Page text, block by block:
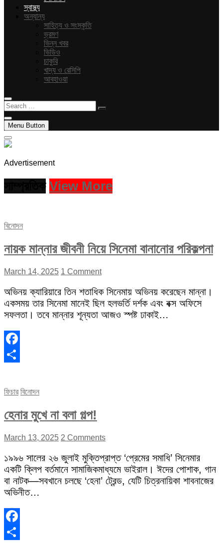
স্বাস্থ্য
অন্যান্য
সাহিত্য ও সংস্কৃতি
ভ্রমণ
ভিন্ন খবর
ভিডিও
চাকুরি
খাদ্য ও রেসিপি
আবহাওয়া
Search
…
Menu Button
Advertisement
View More
বিনোদন
নায়ক মান্নার জীবনী নিয়ে সিনেমা বানানোর পরিকল্পনা
March 14, 2025 1 Comment
অভিনয় ক্যারিয়ারে তিন শতাধিক সিনেমায় অভিনয় করেছেন মান্না।
একসময় তার সিনেমা মানেই ছিল হলভর্তি দর্শক এবং বক্স অফিসে
সফলতা। তবে মান্নার শূন্যতা আজও স্পষ্ট ঢাকাই…
Facebook
ফিচার বিনোদন
হেনার মুখে না বলা গল্প!
March 13, 2025 2 Comments
১৯৯৬ সালের ২৬ জুলাই মুক্তিপ্রাপ্ত ‘প্রেমের সমাধি’ সিনেমার
একটি ক্লিপ বর্তমানে সামাজিকমাধ্যমে ভাইরাল। ঈদের পোশাক, গান
বা নাটক—সবখানে চলছে ‘হেনা’ ট্রেন্ড, যেটি চিত্রনায়িকা শাবনাজের
অভিনীত…
Facebook